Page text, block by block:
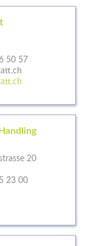
50 57
20
23 00